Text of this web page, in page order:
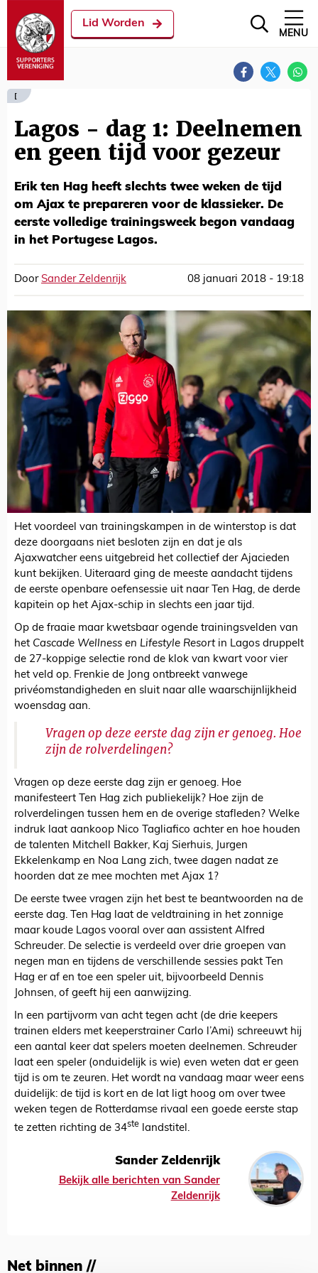
Lid Worden
MENU
[
Lagos - dag 1: Deelnemen
en geen tijd voor gezeur
Erik ten Hag heeft slechts twee weken de tijd
om Ajax te prepareren voor de klassieker. De
eerste volledige trainingsweek begon vandaag
in het Portugese Lagos.
Door Sander Zeldenrijk 08 januari 2018 - 19:18
Het voordeel van trainingskampen in de winterstop is dat
deze doorgaans niet besloten zijn en dat je als
Ajaxwatcher eens uitgebreid het collectief der Ajacieden
kunt bekijken. Uiteraard ging de meeste aandacht tijdens
de eerste openbare oefensessie uit naar Ten Hag, de derde
kapitein op het Ajax-schip in slechts een jaar tijd.
Op de fraaie maar kwetsbaar ogende trainingsvelden van
het Cascade Wellness en Lifestyle Resortin Lagos druppelt
de 27-koppige selectie rond de klok van kwart voor vier
het veld op. Frenkie de Jong ontbreekt vanwege
privéomstandigheden en sluit naar alle waarschijnlijkheid
woensdag aan.
Vragen op deze eerste dag zijn er genoeg. Hoe
zijn de rolverdelingen?
Vragen op deze eerste dag zijn er genoeg. Hoe
manifesteert Ten Hag zich publiekelijk? Hoe zijn de
rolverdelingen tussen hem en de overige stafleden? Welke
indruk laat aankoop Nico Tagliafico achter en hoe houden
de talenten Mitchell Bakker, Kaj Sierhuis, Jurgen
Ekkelenkamp en Noa Lang zich, twee dagen nadat ze
hoorden dat ze mee mochten met Ajax 1?
De eerste twee vragen zijn het best te beantwoorden na de
eerste dag. Ten Hag laat de veldtraining in het zonnige
maar koude Lagos vooral over aan assistent Alfred
Schreuder. De selectie is verdeeld over drie groepen van
negen man en tijdens de verschillende sessies pakt Ten
Hag er af en toe een speler uit, bijvoorbeeld Dennis
Johnsen, of geeft hij een aanwijzing.
In een partijvorm van acht tegen acht (de drie keepers
trainen elders met keeperstrainer Carlo l’Ami) schreeuwt hij
een aantal keer dat spelers moeten deelnemen. Schreuder
laat een speler (onduidelijk is wie) even weten dat er geen
tijd is om te zeuren. Het wordt na vandaag maar weer eens
duidelijk: de tijd is kort en de lat ligt hoog om over twee
weken tegen de Rotterdamse rivaal een goede eerste stap
te zetten richting de 34ste landstitel.
Sander Zeldenrijk
Bekijk alle berichten van Sander
Zeldenrijk
Net binnen //